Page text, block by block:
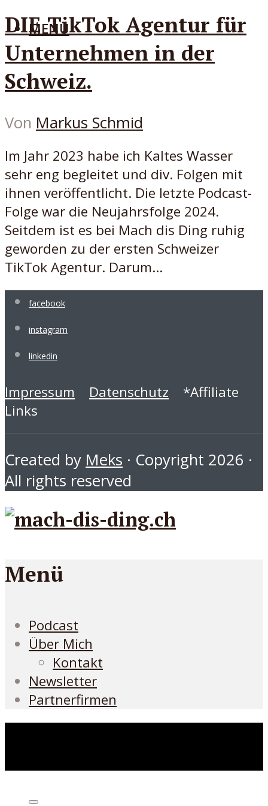
MENÜ
DIE TikTok Agentur für
Unternehmen in der
Schweiz.
Von Markus Schmid
Im Jahr 2023 habe ich Kaltes Wasser
sehr eng begleitet und div. Folgen mit
ihnen veröffentlicht. Die letzte Podcast-
Folge war die Neujahrsfolge 2024.
Seitdem ist es bei Mach dis Ding ruhig
geworden zu der ersten Schweizer
TikTok Agentur. Darum...
facebook
instagram
linkedin
Impressum Datenschutz *Affiliate
Links
Created by Meks · Copyright 2026 ·
All rights reserved
Menü
Podcast
Über Mich
Kontakt
Newsletter
Partnerfirmen